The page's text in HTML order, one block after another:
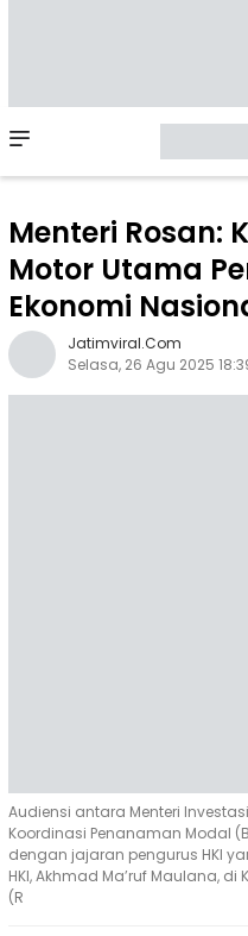
Menu
Menteri Rosan:
Motor Utama
Ekonomi
Jatimviral.com
Selasa, 26 Agu 2025
Audiensi antara Menteri
Koordinasi Penanaman Modal
dengan jajaran pengurus HKI
HKI, Akhmad Ma’ruf Maulana,
(R